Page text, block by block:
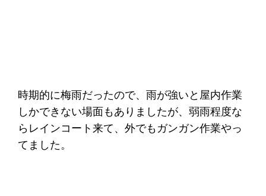
時期的に梅雨だったので、雨が強いと屋内作業
しかできない場面もありましたが、弱雨程度な
らレインコート来て、外でもガンガン作業やっ
てました。